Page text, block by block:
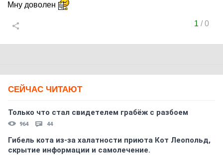
Мну доволен
1 /0
СЕЙЧАС ЧИТАЮТ
Только что стал свидетелем грабёж с разбоем
964 44
Гибель кота из-за халатности приюта Кот Леопольд,
скрытиe информации и самолечение.